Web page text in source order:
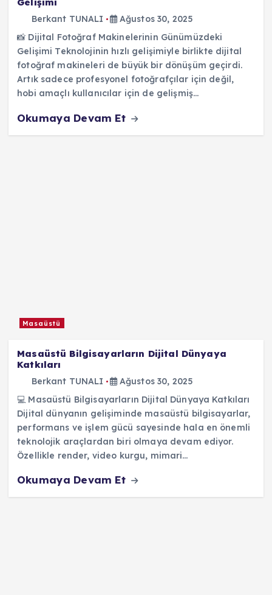
Gelişimi
Berkant TUNALI
Ağustos 30, 2025
📸 Dijital Fotoğraf Makinelerinin Günümüzdeki
Gelişimi Teknolojinin hızlı gelişimiyle birlikte dijital
fotoğraf makineleri de büyük bir dönüşüm geçirdi.
Artık sadece profesyonel fotoğrafçılar için değil,
hobi amaçlı kullanıcılar için de gelişmiş…
Okumaya Devam Et
Masaüstü
Masaüstü Bilgisayarların Dijital Dünyaya
Katkıları
Berkant TUNALI
Ağustos 30, 2025
💻 Masaüstü Bilgisayarların Dijital Dünyaya Katkıları
Dijital dünyanın gelişiminde masaüstü bilgisayarlar,
performans ve işlem gücü sayesinde hala en önemli
teknolojik araçlardan biri olmaya devam ediyor.
Özellikle render, video kurgu, mimari…
Okumaya Devam Et